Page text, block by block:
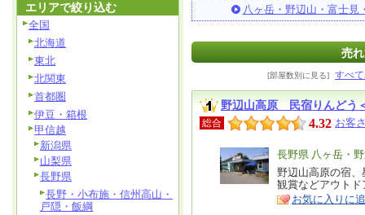
八ヶ岳・野辺山・富士見
売
[部屋数別に見る] すべ
野辺山高原 民宿りんどう
総合 4.32 お客
エ
リ
ア
長野県 八ヶ岳・
特
徴
野辺山高原の宿
観賞などアウト
お気に入りに
エリアで絞り込む
全国
北海道
東北
北関東
首都圏
伊豆・箱根
甲信越
新潟県
山梨県
長野県
長野・小布施・信州高山・
戸隠・飯綱